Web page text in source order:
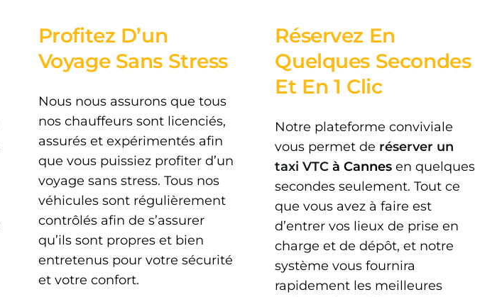
Profitez D’un
Voyage Sans Stress
Nous nous assurons que tous
nos chauffeurs sont licenciés,
assurés et expérimentés afin
que vous puissiez profiter d’un
voyage sans stress. Tous nos
véhicules sont régulièrement
contrôlés afin de s’assurer
qu’ils sont propres et bien
entretenus pour votre sécurité
et votre confort.
Réservez En
Quelques Secondes
Et En 1 Clic
Notre plateforme conviviale
vous permet de réserver un
taxi VTC à Cannes en quelques
secondes seulement. Tout ce
que vous avez à faire est
d’entrer vos lieux de prise en
charge et de dépôt, et notre
système vous fournira
rapidement les meilleures